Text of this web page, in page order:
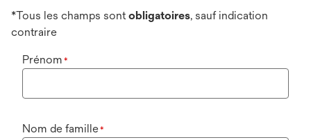
*Tous les champs sontobligatoires, sauf indication
contraire
Prénom *
Nom de famille*